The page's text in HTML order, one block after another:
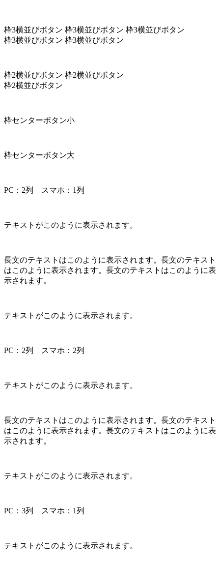
枠3横並びボタン 枠3横並びボタン 枠3横並びボタン
枠3横並びボタン 枠3横並びボタン
枠2横並びボタン 枠2横並びボタン
枠2横並びボタン
枠センターボタン小
枠センターボタン大
PC：2列 スマホ：1列
テキストがこのように表示されます。
長文のテキストはこのように表示されます。長文のテキスト
はこのように表示されます。長文のテキストはこのように表
示されます。
テキストがこのように表示されます。
PC：2列 スマホ：2列
テキストがこのように表示されます。
長文のテキストはこのように表示されます。長文のテキスト
はこのように表示されます。長文のテキストはこのように表
示されます。
テキストがこのように表示されます。
PC：3列 スマホ：1列
テキストがこのように表示されます。